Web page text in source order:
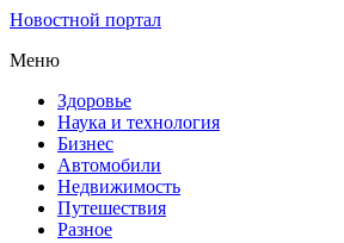
Новостной портал
Меню
Здоровье
Наука и технология
Бизнес
Автомобили
Недвижимость
Путешествия
Разное